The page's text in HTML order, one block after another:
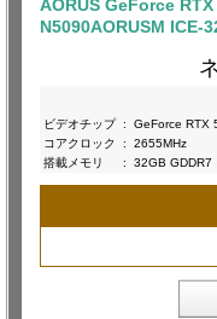
AORUS GeForce
N5090AORUSM ICE-
ビデオチップ :
GeForce RTX
コアクロック
:
2655MHz
搭載メモリ
: 32GB GDDR7